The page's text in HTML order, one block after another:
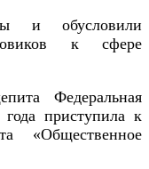
и обусловили
к сфере
Федеральная
приступила к
«Общественное